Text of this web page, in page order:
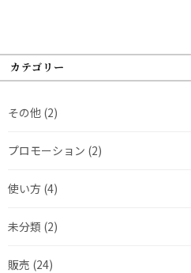
カテゴリー
その他 (2)
プロモーション (2)
使い方 (4)
未分類 (2)
販売 (24)